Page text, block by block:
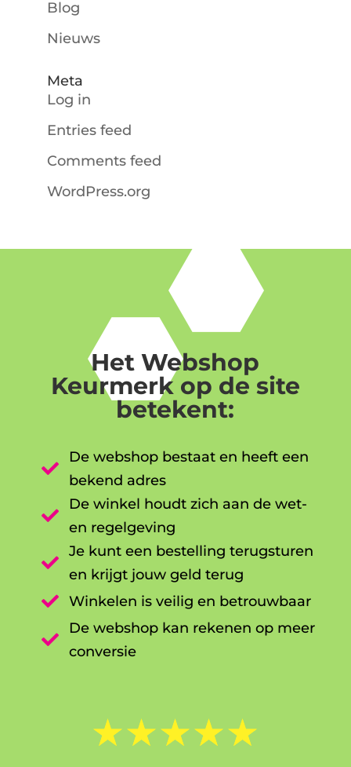
Blog
Nieuws
Meta
Log in
Entries feed
Comments feed
WordPress.org
Het Webshop
Keurmerk op de site
betekent:

De webshop bestaat en heeft een
bekend adres

De winkel houdt zich aan de wet-
en regelgeving

Je kunt een bestelling terugsturen
en krijgt jouw geld terug

Winkelen is veilig en betrouwbaar

De webshop kan rekenen op meer
conversie
☆☆☆☆☆